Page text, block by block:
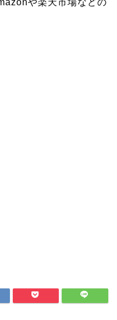
や楽天市場などの